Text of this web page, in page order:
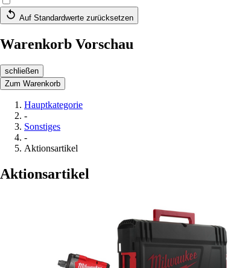
Auf Standardwerte zurücksetzen
Warenkorb Vorschau
schließen
Zum Warenkorb
Hauptkategorie
-
Sonstiges
-
Aktionsartikel
Aktionsartikel